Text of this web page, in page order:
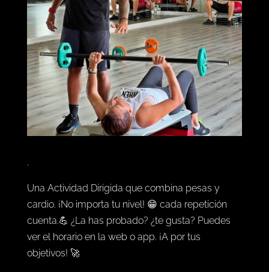
.
Una Actividad Dirigida que combina pesas y
cardio. ¡No importa tu nivel! 😁 cada repetición
cuenta.💪 ¿La has probado? ¿te gusta? Puedes
ver el horario en la web o app. ¡A por tus
objetivos! 🚀